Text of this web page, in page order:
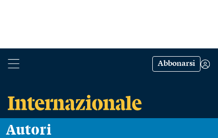
Abbonarsi
Autori